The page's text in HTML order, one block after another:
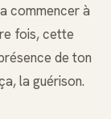
commencer à
fois, cette
de ton
la guérison.